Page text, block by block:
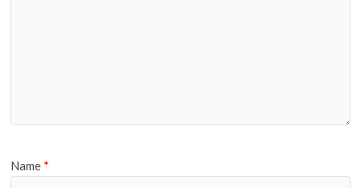
Name *